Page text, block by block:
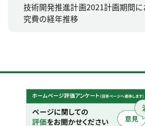
技術開発推進計画2021計画期間
究費の経年推移